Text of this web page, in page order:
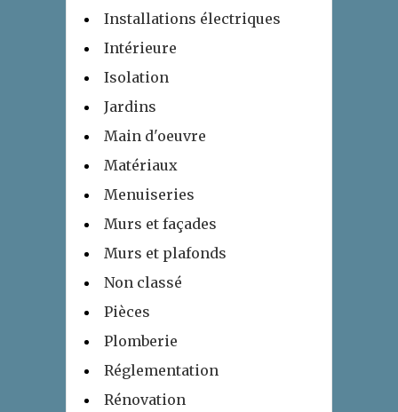
Installations électriques
Intérieure
Isolation
Jardins
Main d'oeuvre
Matériaux
Menuiseries
Murs et façades
Murs et plafonds
Non classé
Pièces
Plomberie
Réglementation
Rénovation